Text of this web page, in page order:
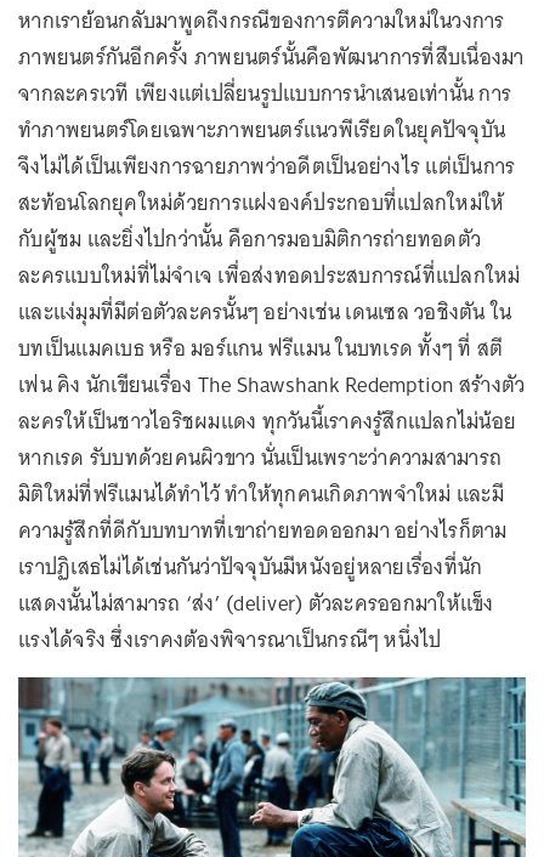
หากเราย้อนกลับมาพูดถึงกรณีของการตีความใหม่ในวงการ
ภาพยนตร์กันอีกครั้ง ภาพยนตร์นั้นคือพัฒนาการที่สืบเนื่องมา
จากละครเวที เพียงแต่เปลี่ยนรูปแบบการนำเสนอเท่านั้น การ
ทำภาพยนตร์โดยเฉพาะภาพยนตร์แนวพีเรียดในยุคปัจจุบัน
จึงไม่ได้เป็นเพียงการฉายภาพว่าอดีตเป็นอย่างไร แต่เป็นการ
สะท้อนโลกยุคใหม่ด้วยการแฝงองค์ประกอบที่แปลกใหม่ให้
กับผู้ชม และยิ่งไปกว่านั้น คือการมอบมิติการถ่ายทอดตัว
ละครแบบใหม่ที่ไม่จำเจ เพื่อส่งทอดประสบการณ์ที่แปลกใหม่
และแง่มุมที่มีต่อตัวละครนั้นๆ อย่างเช่น เดนเซล วอชิงตัน ใน
บทเป็นแมคเบธ หรือ มอร์แกน ฟรีแมน ในบทเรด ทั้งๆ ที่ สตี
เฟน คิง นักเขียนเรื่อง The Shawshank Redemption สร้างตัว
ละครให้เป็นชาวไอริชผมแดง ทุกวันนี้เราคงรู้สึกแปลกไม่น้อย
หากเรด รับบทด้วยคนผิวขาว นั่นเป็นเพราะว่าความสามารถ
มิติใหม่ที่ฟรีแมนได้ทำไว้ ทำให้ทุกคนเกิดภาพจำใหม่ และมี
ความรู้สึกที่ดีกับบทบาทที่เขาถ่ายทอดออกมา อย่างไรก็ตาม
เราปฏิเสธไม่ได้เช่นกันว่าปัจจุบันมีหนังอยู่หลายเรื่องที่นัก
แสดงนั้นไม่สามารถ ‘ส่ง’ (deliver) ตัวละครออกมาให้แข็ง
แรงได้จริง ซึ่งเราคงต้องพิจารณาเป็นกรณีๆ หนึ่งไป